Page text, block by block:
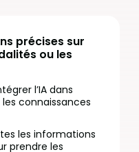
précises sur
ou les
l’IA dans
connaissances
les informations
prendre les